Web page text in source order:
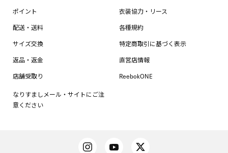
ポイント
配送・送料
サイズ交換
返品・返金
店舗受取り
なりすましメール・サイトにご注
意ください
衣装協力・リース
各種規約
特定商取引に基づく表示
直営店情報
ReebokONE